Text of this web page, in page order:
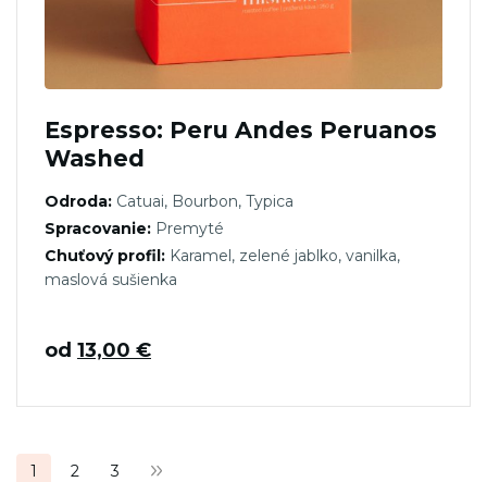
Espresso: Peru Andes Peruanos
Washed
Odroda: Catuai, Bourbon, Typica
Spracovanie: Premyté
Chuťový profil: Karamel, zelené jablko, vanilka,
maslová sušienka
od 13,00 €
1 2 3